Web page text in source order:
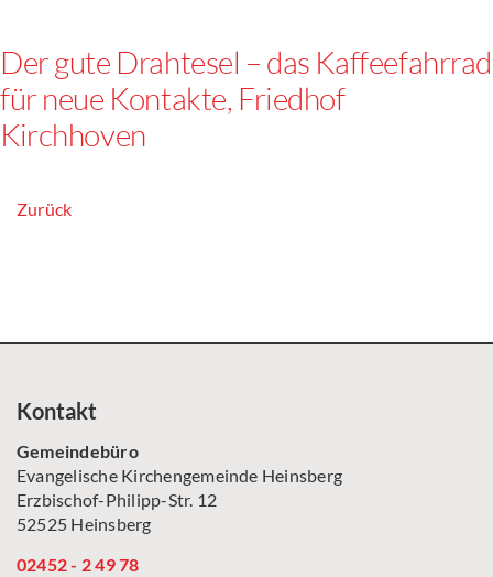
Der gute Drahtesel – das Kaffeefahrrad
für neue Kontakte, Friedhof
Kirchhoven
Zurück
Kontakt
Gemeindebüro
Evangelische Kirchengemeinde Heinsberg
Erzbischof-Philipp-Str. 12
52525 Heinsberg
02452 - 2 49 78